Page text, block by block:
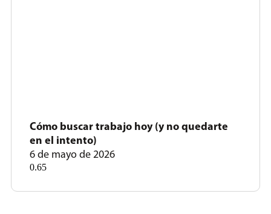
Cómo buscar trabajo hoy (y no quedarte
en el intento)
6 de mayo de 2026